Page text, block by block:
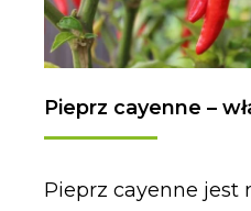
Pieprz cayenne –
Pieprz cayenne jest